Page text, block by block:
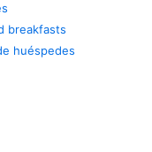
breakfasts
huéspedes